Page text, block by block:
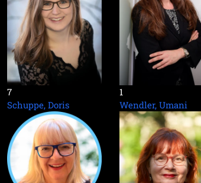
7 1
Schuppe, Doris Wendler, Umani